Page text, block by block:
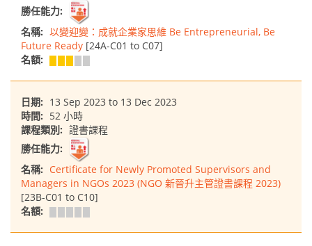
勝任能力:
名稱: 以變迎變：成就企業家思維 Be Entrepreneurial, Be
Future Ready [24A-C01 to C07]
名額:
日期: 13 Sep 2023 to 13 Dec 2023
時間: 52 小時
課程類別: 證書課程
勝任能力:
名稱: Certificate for Newly Promoted Supervisors and
Managers in NGOs 2023 (NGO 新晉升主管證書課程 2023)
[23B-C01 to C10]
名額: